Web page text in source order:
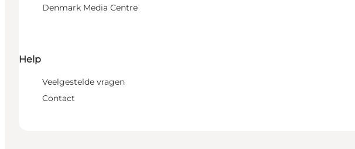
Denmark Media Centre
Help
Veelgestelde vragen
Contact